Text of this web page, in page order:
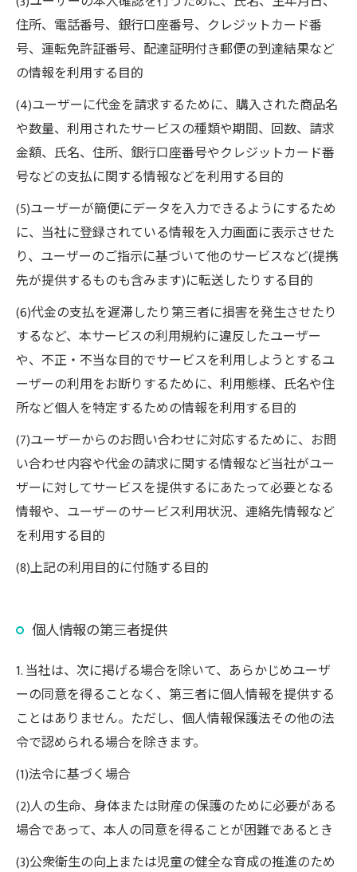
住所、電話番号、銀行口座番号、クレジットカード番
号、運転免許証番号、配達証明付き郵便の到達結果など
の情報を利用する目的
(4)ユーザーに代金を請求するために、購入された商品名
や数量、利用されたサービスの種類や期間、回数、請求
金額、氏名、住所、銀行口座番号やクレジットカード番
号などの支払に関する情報などを利用する目的
(5)ユーザーが簡便にデータを入力できるようにするため
に、当社に登録されている情報を入力画面に表示させた
り、ユーザーのご指示に基づいて他のサービスなど(提携
先が提供するものも含みます)に転送したりする目的
(6)代金の支払を遅滞したり第三者に損害を発生させたり
するなど、本サービスの利用規約に違反したユーザー
や、不正・不当な目的でサービスを利用しようとするユ
ーザーの利用をお断りするために、利用態様、氏名や住
所など個人を特定するための情報を利用する目的
(7)ユーザーからのお問い合わせに対応するために、お問
い合わせ内容や代金の請求に関する情報など当社がユー
ザーに対してサービスを提供するにあたって必要となる
情報や、ユーザーのサービス利用状況、連絡先情報など
を利用する目的
(8)上記の利用目的に付随する目的
個人情報の第三者提供
1. 当社は、次に掲げる場合を除いて、あらかじめユーザ
ーの同意を得ることなく、第三者に個人情報を提供する
ことはありません。ただし、個人情報保護法その他の法
令で認められる場合を除きます。
(1)法令に基づく場合
(2)人の生命、身体または財産の保護のために必要がある
場合であって、本人の同意を得ることが困難であるとき
(3)公衆衛生の向上または児童の健全な育成の推進のため